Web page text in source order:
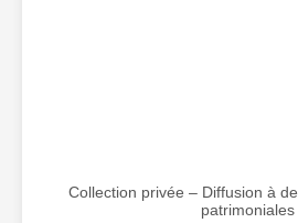
Collection privée – Diffusion à
patrimoniales